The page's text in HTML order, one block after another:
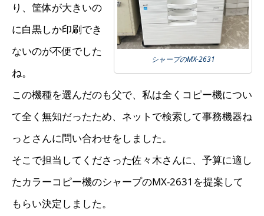
シャープのMX-2631
り、筐体が大きいの
に白黒しか印刷でき
ないのが不便でした
ね。
この機種を選んだのも父で、私は全くコピー機につい
て全く無知だったため、ネットで検索して事務機器ね
っとさんに問い合わせをしました。
そこで担当してくださった佐々木さんに、予算に適し
たカラーコピー機のシャープのMX-2631を提案して
もらい決定しました。